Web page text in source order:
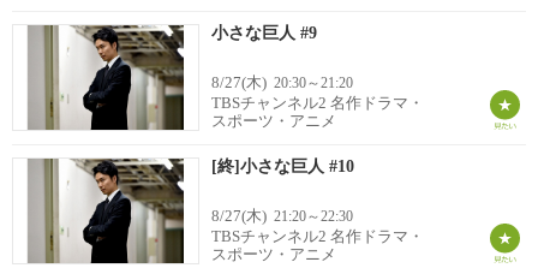
小さな巨人 #9
8/27(木) 20:30～21:20
TBSチャンネル2 名作ドラマ・
スポーツ・アニメ
[終]小さな巨人 #10
8/27(木) 21:20～22:30
TBSチャンネル2 名作ドラマ・
スポーツ・アニメ